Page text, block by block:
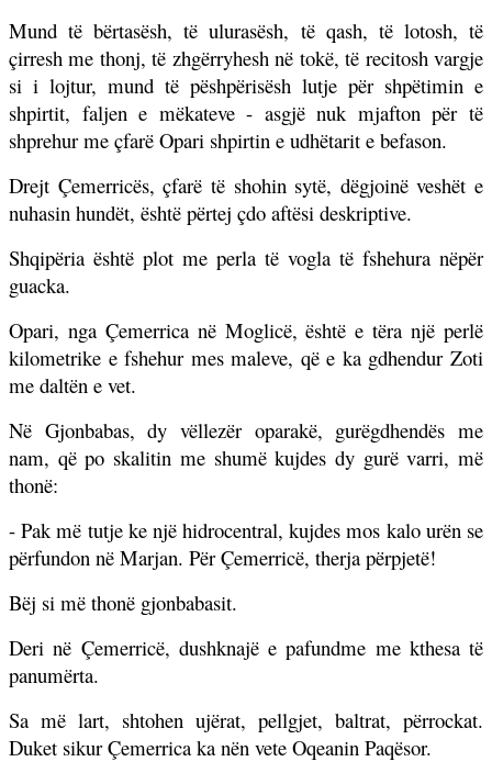
Mund të bërtasësh, të ulurasësh, të qash, të lotosh, të
çirresh me thonj, të zhgërryhesh në tokë, të recitosh vargje
si i lojtur, mund të pëshpërisësh lutje për shpëtimin e
shpirtit, faljen e mëkateve - asgjë nuk mjafton për të
shprehur me çfarë Opari shpirtin e udhëtarit e befason.
Drejt Çemerricës, çfarë të shohin sytë, dëgjoinë veshët e
nuhasin hundët, është përtej çdo aftësi deskriptive.
Shqipëria është plot me perla të vogla të fshehura nëpër
guacka.
Opari, nga Çemerrica në Moglicë, është e tëra një perlë
kilometrike e fshehur mes maleve, që e ka gdhendur Zoti
me daltën e vet.
Në Gjonbabas, dy vëllezër oparakë, gurëgdhendës me
nam, që po skalitin me shumë kujdes dy gurë varri, më
thonë:
- Pak më tutje ke një hidrocentral, kujdes mos kalo urën se
përfundon në Marjan. Për Çemerricë, therja përpjetë!
Bëj si më thonë gjonbabasit.
Deri në Çemerricë, dushknajë e pafundme me kthesa të
panumërta.
Sa më lart, shtohen ujërat, pellgjet, baltrat, përrockat.
Duket sikur Çemerrica ka nën vete Oqeanin Paqësor.